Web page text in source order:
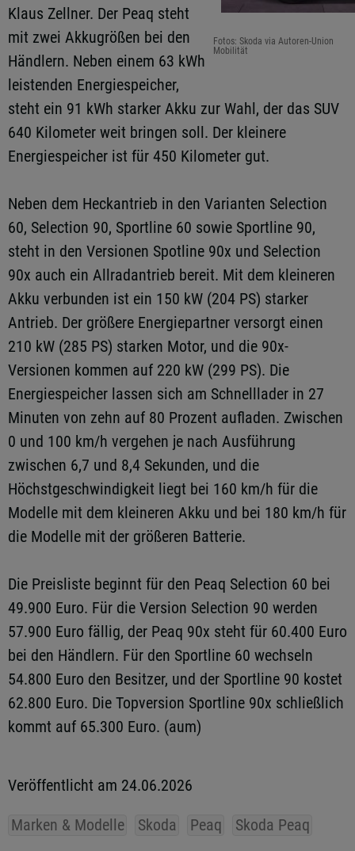
Fotos: Skoda via Autoren-Union
Mobilität
Klaus Zellner. Der Peaq steht
mit zwei Akkugrößen bei den
Händlern. Neben einem 63 kWh
leistenden Energiespeicher,
steht ein 91 kWh starker Akku zur Wahl, der das SUV
640 Kilometer weit bringen soll. Der kleinere
Energiespeicher ist für 450 Kilometer gut.
Neben dem Heckantrieb in den Varianten Selection
60, Selection 90, Sportline 60 sowie Sportline 90,
steht in den Versionen Spotline 90x und Selection
90x auch ein Allradantrieb bereit. Mit dem kleineren
Akku verbunden ist ein 150 kW (204 PS) starker
Antrieb. Der größere Energiepartner versorgt einen
210 kW (285 PS) starken Motor, und die 90x-
Versionen kommen auf 220 kW (299 PS). Die
Energiespeicher lassen sich am Schnelllader in 27
Minuten von zehn auf 80 Prozent aufladen. Zwischen
0 und 100 km/h vergehen je nach Ausführung
zwischen 6,7 und 8,4 Sekunden, und die
Höchstgeschwindigkeit liegt bei 160 km/h für die
Modelle mit dem kleineren Akku und bei 180 km/h für
die Modelle mit der größeren Batterie.
Die Preisliste beginnt für den Peaq Selection 60 bei
49.900 Euro. Für die Version Selection 90 werden
57.900 Euro fällig, der Peaq 90x steht für 60.400 Euro
bei den Händlern. Für den Sportline 60 wechseln
54.800 Euro den Besitzer, und der Sportline 90 kostet
62.800 Euro. Die Topversion Sportline 90x schließlich
kommt auf 65.300 Euro. (aum)
Veröffentlicht am 24.06.2026
Marken & Modelle Skoda Peaq Skoda Peaq